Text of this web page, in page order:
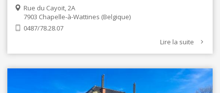
Rue du Cayoit, 2A
7903 Chapelle-à-Wattines Belgique
0487/78.28.07
Lire la suite